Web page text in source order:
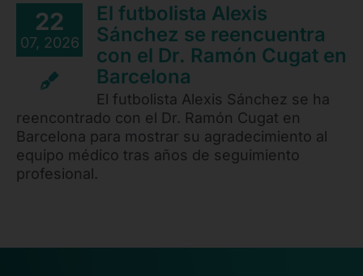
22
07, 2026
El futbolista Alexis
Sánchez se reencuentra
con el Dr. Ramón Cugat en
Barcelona
El futbolista Alexis Sánchez se ha
reencontrado con el Dr. Ramón Cugat en
Barcelona para mostrar su agradecimiento al
equipo médico tras años de seguimiento
profesional.